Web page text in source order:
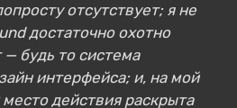
отсутствует; я не
достаточно охотно
будь то система
интерфейса; и, на мой
действия раскрыта